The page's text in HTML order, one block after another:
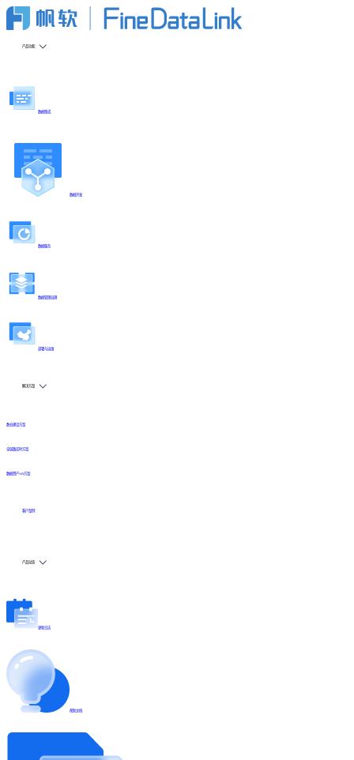
产品功能
数据集成
数据开发
数据服务
数据管理治理
部署与运维
解决方案
数仓建设方案
全链路实时方案
数据资产API方案
客户案例
产品动态
更新日志
帮助文档